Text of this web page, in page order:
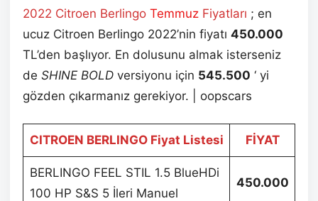
2022 Citroen Berlingo Temmuz Fiyatları ; en
ucuz Citroen Berlingo 2022’nin fiyatı 450.000
TL’den başlıyor. En dolusunu almak isterseniz
de SHINE BOLD versiyonu için 545.500 ‘ yi
gözden çıkarmanız gerekiyor. | oopscars
CITROEN BERLINGO Fiyat Listesi FİYAT
BERLINGO FEEL STIL 1.5 BlueHDi
100 HP S&S 5 İleri Manuel
450.000